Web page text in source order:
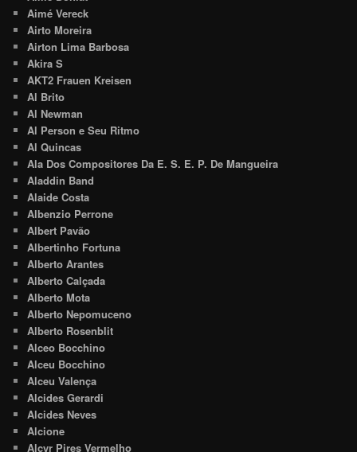
Aimé Vereck
Airto Moreira
Airton Lima Barbosa
Akira S
AKT2 Frauen Kreisen
Al Brito
Al Newman
Al Person e Seu Ritmo
Al Quincas
Ala Dos Compositores Da E. S. E. P. De Mangueira
Aladdin Band
Alaide Costa
Albenzio Perrone
Albert Pavão
Albertinho Fortuna
Alberto Arantes
Alberto Calçada
Alberto Mota
Alberto Nepomuceno
Alberto Rosenblit
Alceo Bocchino
Alceu Bocchino
Alceu Valença
Alcides Gerardi
Alcides Neves
Alcione
Alcyr Pires Vermelho